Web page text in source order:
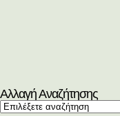
Αλλαγή Αναζήτησης